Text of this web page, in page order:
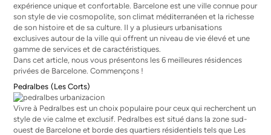
expérience unique et confortable. Barcelone est une ville connue pour
son style de vie cosmopolite, son climat méditerranéen et la richesse
de son histoire et de sa culture. Il y a plusieurs urbanisations
exclusives autour de la ville qui offrent un niveau de vie élevé et une
gamme de services et de caractéristiques.
Dans cet article, nous vous présentons les 6 meilleures résidences
privées de Barcelone. Commençons !
Pedralbes (Les Corts)
Vivre à Pedralbes est un choix populaire pour ceux qui recherchent un
style de vie calme et exclusif. Pedralbes est situé dans la zone sud-
ouest de Barcelone et borde des quartiers résidentiels tels que Les